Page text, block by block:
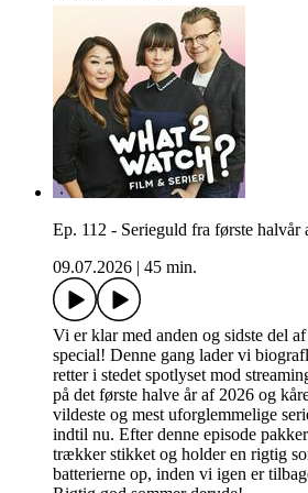
Ep. 112 - Serieguld fra første halvår
09.07.2026
45 min.
Vi er klar med anden og sidste del
special! Denne gang lader vi
retter i stedet spotlyset mod
på det første halve år af 2026 og
vildeste og mest uforglemmelige
indtil nu. Efter denne episode
trækker stikket og holder en rigtig
batterierne op, inden vi igen er